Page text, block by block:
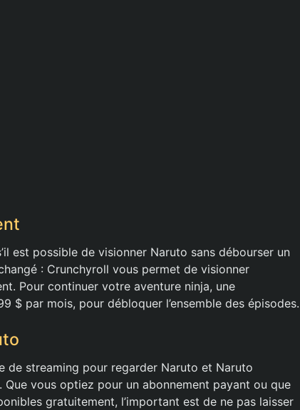
est possible de visionner Naruto sans débourser un
: Crunchyroll vous permet de visionner
Pour continuer votre aventure ninja, une
$ par mois, pour débloquer l’ensemble des épisodes.
de streaming pour regarder Naruto et Naruto
Que vous optiez pour un abonnement payant ou que
gratuitement, l’important est de ne pas laisser